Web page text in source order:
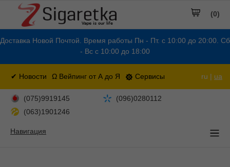
Доставка Новой Почтой. Время работы Пн - Пт. с 10:00 до 20:00. Сб
- Вс с 10:00 до 18:00
✔ Новости Ω Вейпинг от А до Я Сервисы ru | ua
(0)
(075)9919145
(096)0280112
(063)1901246
Навигация